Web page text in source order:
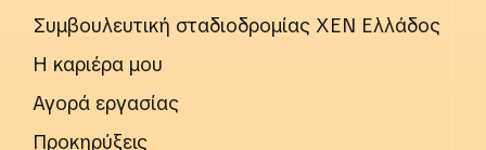
Συμβουλευτική σταδιοδρομίας ΧΕΝ Ελλάδος
Η καριέρα μου
Αγορά εργασίας
Προκηρύξεις